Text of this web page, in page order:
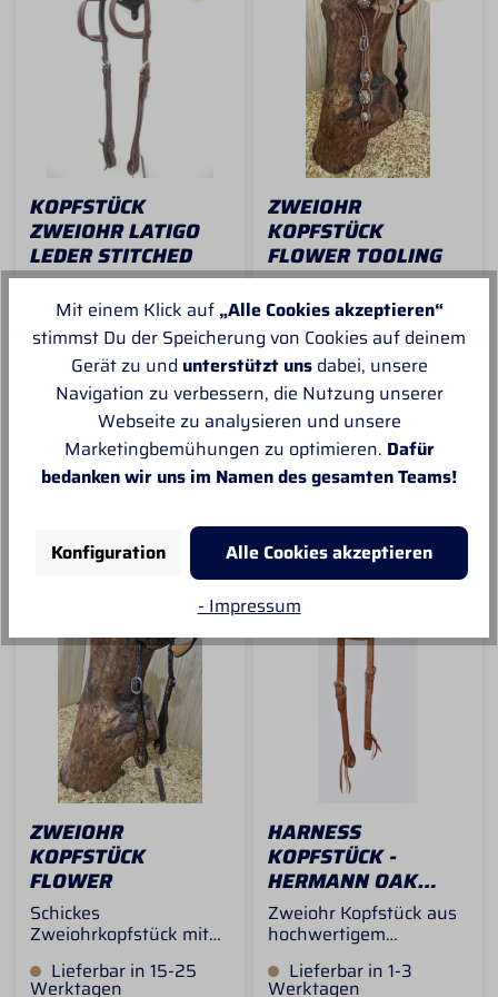
Warmblut für alle im
Westernpferde
KOPFSTÜCK
ZWEIOHR LATIGO
LEDER STITCHED
Zweiohr Kopfstück- Aus
hochwertigem und
weichen Latigo Leder-
Stitched, also mit
umlaufender farblich
hell abgesetzter Naht-
Rostfreie
EdelstahlschnallenGröß
e passend für alle
Pferde im
Lieferbar in 1-3
Werktagen
35,90 € *
ZWEIOHR
KOPFSTÜCK
FLOWER TOOLING
Super schickes Zweiohr
Kopfstück für die Show!
Dieses Kopfstück hat
die Farbe chestnut und
das Leder ist an den
Ohren und den
Backenstücken mit
einem Flower Tooling
versehen. Zusätzlich
dazu zieren jeweils zwei
und jeweils 3 Conchos
an den Backenstücken
dieses ausgesprochen
tolle Kopfstück! Mit
Sicherheit ein
Turnier! Länge in der
Standardeinstellung ca
Lieferbar in 15-25
Werktagen
92,90 € *
IN DEN
ZWEIOHR
KOPFSTÜCK
FLOWER
Schickes
Zweiohrkopfstück mit
Kalbsleder unterfüttert
Lieferbar in 15-25
Werktagen
HARNESS
KOPFSTÜCK -
HERMANN OAK
LEATHER -
ZWEIOHR
Zweiohr Kopfstück aus
hochwertigem
schlichten Ranchstyle
Lieferbar in 1-3
Werktagen
Mit einem Klick auf „Alle Cookies akzeptieren“
stimmst Du der Speicherung von Cookies auf deinem
Gerät zu und unterstützt unsdabei, unsere
Navigation zu verbessern, die Nutzung unserer
Webseite zu analysieren und unsere
Marketingbemühungen zu optimieren. Dafür
bedanken wir uns im Namen des gesamten Teams!
Konfiguration
Alle Cookies akzeptieren
- Impressum